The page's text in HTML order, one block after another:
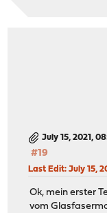
July 15, 2021,
#19
Last Edit: July 15,
Ok, mein erster
vom